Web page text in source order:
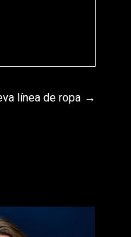
línea de ropa